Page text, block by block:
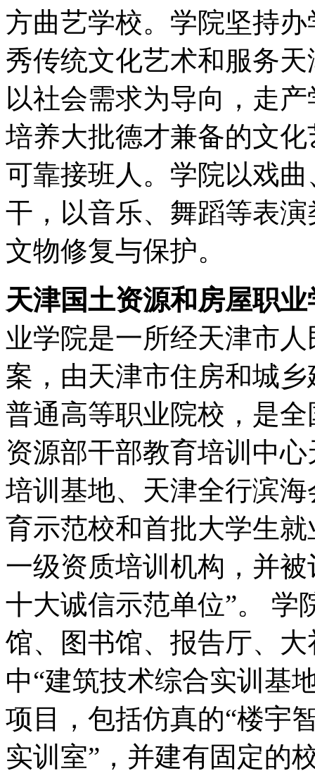
方曲艺学校。学院坚持
秀传统文化艺术和服务
以社会需求为导向，走
培养大批德才兼备的文
可靠接班人。学院以戏
干，以音乐、舞蹈等表
文物修复与保护。
天津国土资源和房屋职业
业学院是一所经天津市
案，由天津市住房和城
普通高等职业院校，是
资源部干部教育培训中
培训基地、天津全行滨
育示范校和首批大学生
一级资质培训机构，并
十大诚信示范单位”。 学
馆、图书馆、报告厅、
中“建筑技术综合实训基
项目，包括仿真的“楼宇
实训室”，并建有固定的